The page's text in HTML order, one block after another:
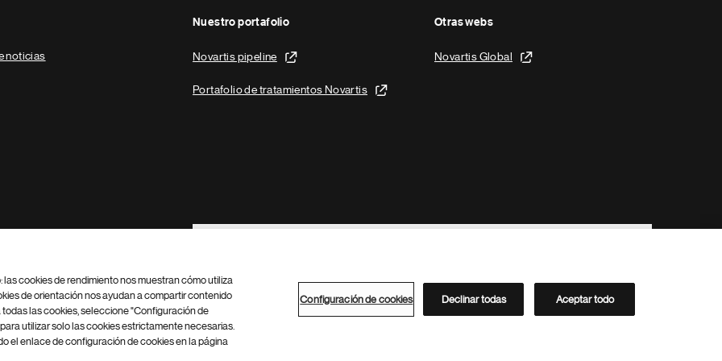
noticias
Nuestro portafolio
Novartis pipeline
Portafolio de tratamientos Novartis
Otras webs
Novartis Global
Footer Site Search
Configuración de cookies Mapa del sitio
Directorio de Novartis
cookies de rendimiento nos muestran cómo utiliza
de orientación nos ayudan a compartir contenido
las cookies, seleccione "Configuración de
utilizar solo las cookies estrictamente necesarias.
el enlace de configuración de cookies en la página
Configuración de cookies Declinar todas Aceptar todo